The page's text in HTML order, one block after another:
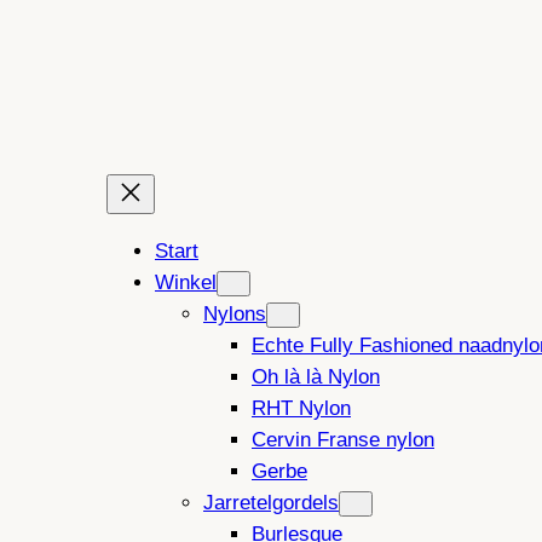
Start
Winkel
Nylons
Echte Fully Fashioned
Oh là là Nylon
RHT Nylon
Cervin Franse nylon
Gerbe
Jarretelgordels
Burlesque